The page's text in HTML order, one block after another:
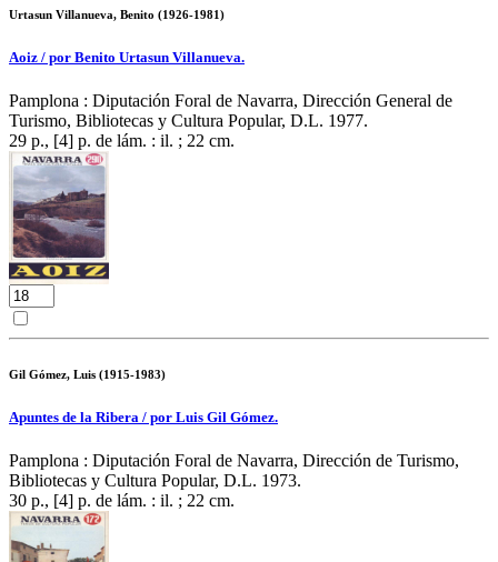
Urtasun Villanueva, Benito (1926-1981)
Aoiz / por Benito Urtasun Villanueva.
Pamplona : Diputación Foral de Navarra, Dirección General de
Turismo, Bibliotecas y Cultura Popular, D.L. 1977.
29 p., [4] p. de lám. : il. ; 22 cm.
Gil Gómez, Luis (1915-1983)
Apuntes de la Ribera / por Luis Gil Gómez.
Pamplona : Diputación Foral de Navarra, Dirección de Turismo,
Bibliotecas y Cultura Popular, D.L. 1973.
30 p., [4] p. de lám. : il. ; 22 cm.